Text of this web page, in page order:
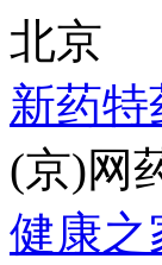
北京
新药
(京)网
健康之